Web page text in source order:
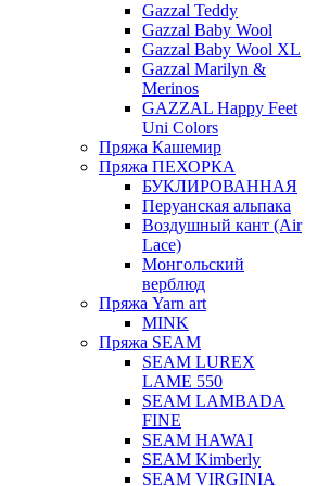
Gazzal Teddy
Gazzal Baby Wool
Gazzal Baby Wool XL
Gazzal Marilyn &
Merinos
GAZZAL Happy Feet
Uni Colors
Пряжа Кашемир
Пряжа ПЕХОРКА
БУКЛИРОВАННАЯ
Перуанская альпака
Воздушный кант (Air
Lace)
Монгольский
верблюд
Пряжа Yarn art
MINK
Пряжа SEAM
SEAM LUREX
LAME 550
SEAM LAMBADA
FINE
SEAM HAWAI
SEAM Kimberly
SEAM VIRGINIA